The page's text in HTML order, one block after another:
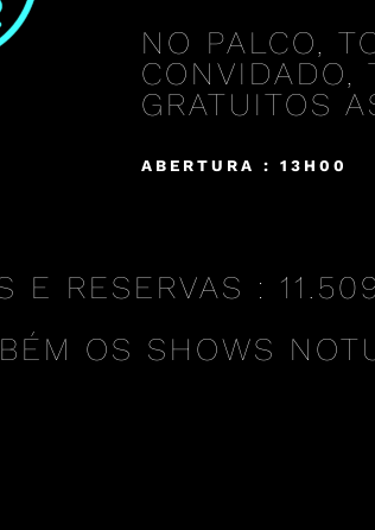
NO PALCO,
CONVIDADO,
GRATUITOS
ABERTURA : 13H00
E RESERVAS :
OS SHOWS